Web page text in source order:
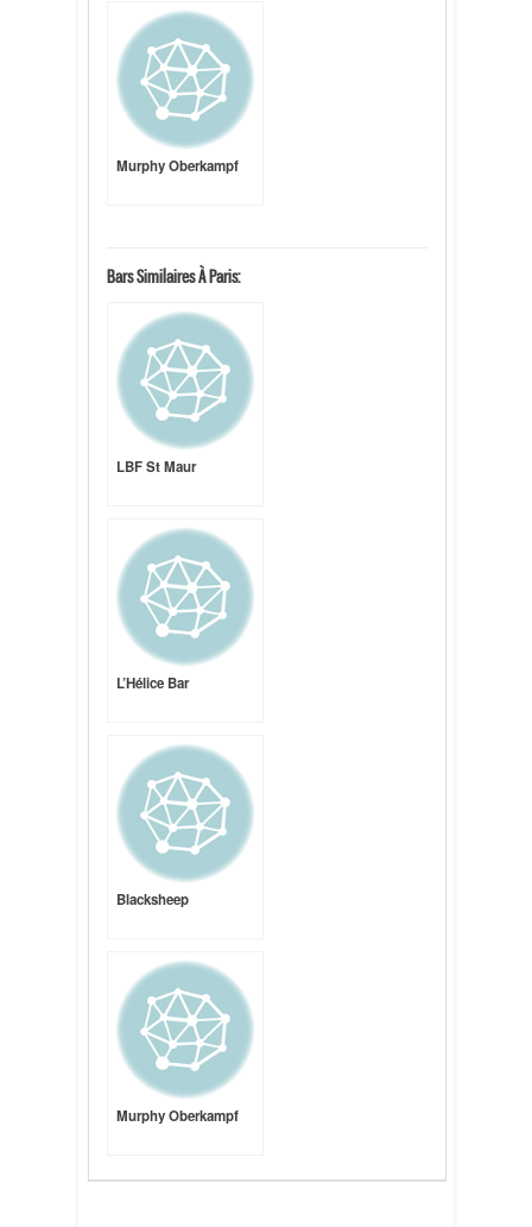
Murphy Oberkampf
Bars Similaires À Paris:
LBF St Maur
L’Hélice Bar
Blacksheep
Murphy Oberkampf